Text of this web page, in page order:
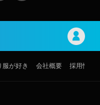
が好き 会社概要 採用情報